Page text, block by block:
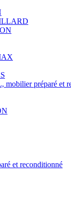
mobilier préparé et
et reconditionné